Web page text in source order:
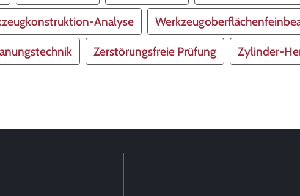
Analyse
Zerstörungsfreie Prüfung Zylinder-